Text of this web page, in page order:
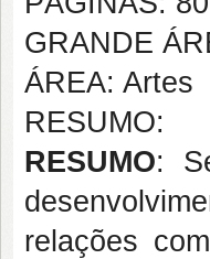
GRANDE
ÁREA: Artes
RESUMO:
RESUMO:
relações